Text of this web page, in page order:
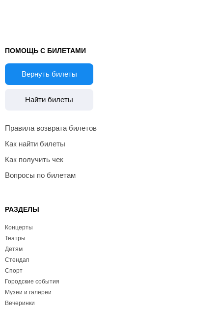
ПОМОЩЬ С БИЛЕТАМИ
Вернуть билеты
Найти билеты
Правила возврата билетов
Как найти билеты
Как получить чек
Вопросы по билетам
РАЗДЕЛЫ
Концерты
Театры
Детям
Стендап
Спорт
Городские события
Музеи и галереи
Вечеринки